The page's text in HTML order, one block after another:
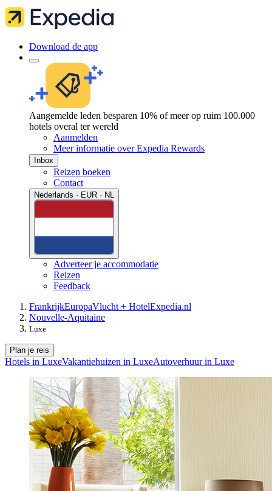
Download de app
Aangemelde leden besparen 10% of meer op ruim 100.000
hotels overal ter wereld
Aanmelden
Meer informatie over Expedia Rewards
Inbox
Reizen boeken
Contact
Nederlands · EUR · NL
Adverteer je accommodatie
Reizen
Feedback
FrankrijkEuropaVlucht + HotelExpedia.nl
Nouvelle-Aquitaine
Luxe
Plan je reis
Hotels in LuxeVakantiehuizen in LuxeAutoverhuur in Luxe